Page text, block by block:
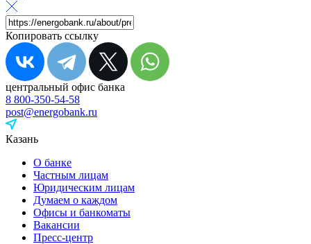
Копировать ссылку
центральный офис банка
8 800-350-54-58
post@energobank.ru
Казань
О банке
Частным лицам
Юридическим лицам
Думаем о каждом
Офисы и банкоматы
Вакансии
Пресс-центр